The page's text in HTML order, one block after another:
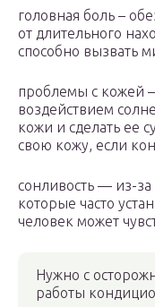
головная боль –
от длительного
способно вызвать
проблемы с кожей
воздействием
кожи и сделать ее
свою кожу, если
сонливость — из-
которые часто
человек может
Нужно с
работы